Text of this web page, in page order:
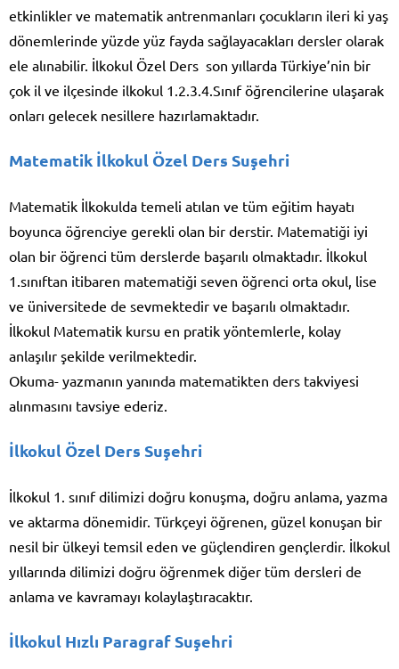
etkinlikler ve matematik antrenmanları çocukların ileri ki yaş
dönemlerinde yüzde yüz fayda sağlayacakları dersler olarak
ele alınabilir. İlkokul Özel Ders son yıllarda Türkiye’nin bir
çok il ve ilçesinde ilkokul 1.2.3.4.Sınıf öğrencilerine ulaşarak
onları gelecek nesillere hazırlamaktadır.
Matematik İlkokul Özel Ders Suşehri
Matematik İlkokulda temeli atılan ve tüm eğitim hayatı
boyunca öğrenciye gerekli olan bir derstir. Matematiği iyi
olan bir öğrenci tüm derslerde başarılı olmaktadır. İlkokul
1.sınıftan itibaren matematiği seven öğrenci orta okul, lise
ve üniversitede de sevmektedir ve başarılı olmaktadır.
İlkokul Matematik kursu en pratik yöntemlerle, kolay
anlaşılır şekilde verilmektedir.
Okuma- yazmanın yanında matematikten ders takviyesi
alınmasını tavsiye ederiz.
İlkokul Özel Ders Suşehri
İlkokul 1. sınıf dilimizi doğru konuşma, doğru anlama, yazma
ve aktarma dönemidir. Türkçeyi öğrenen, güzel konuşan bir
nesil bir ülkeyi temsil eden ve güçlendiren gençlerdir. İlkokul
yıllarında dilimizi doğru öğrenmek diğer tüm dersleri de
anlama ve kavramayı kolaylaştıracaktır.
İlkokul Hızlı Paragraf Suşehri